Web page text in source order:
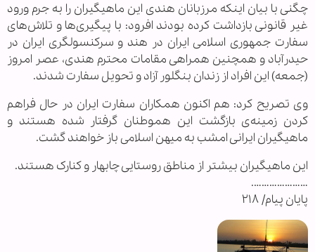
چگنی با بیان اینکه مرزبانان هندی این ماهیگیران را به جرم ورود
غیر قانونی بازداشت کرده بودند افرود: با پیگیری‌ها و تلاش‌های
سفارت جمهوری اسلامی ایران در هند و سرکنسولگری ایران در
حیدرآباد و همچنین همراهی مقامات محترم هندی، عصر امروز
(جمعه) این افراد از زندان بنگلور آزاد و تحویل سفارت شدند.
وی تصریح کرد: هم اکنون همکاران سفارت ایران در حال فراهم
کردن زمینه‌ی بازگشت این هموطنان گرفتار شده هستند و
ماهیگیران ایرانی امشب به میهن اسلامی باز خواهند گشت.
این ماهیگیران بیشتر از مناطق روستایی چابهار و کنارک هستند.
………………….
پایان پیام/ ۲۱۸